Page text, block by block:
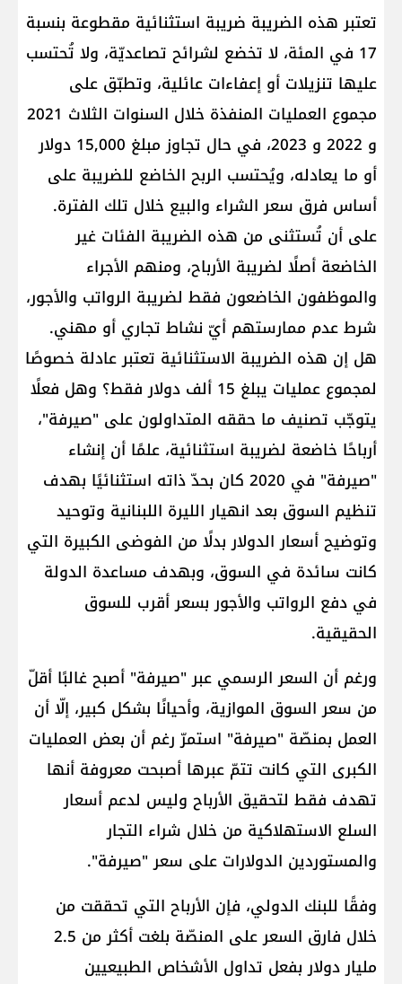
تعتبر هذه الضريبة ضريبة استثنائية مقطوعة بنسبة
17 في المئة، لا تخضع لشرائح تصاعديّة، ولا تُحتسب
عليها تنزيلات أو إعفاءات عائلية، وتطبّق على
مجموع العمليات المنفذة خلال السنوات الثلاث 2021
و 2022 و 2023، في حال تجاوز مبلغ 15,000 دولار
أو ما يعادله، ويُحتسب الربح الخاضع للضريبة على
أساس فرق سعر الشراء والبيع خلال تلك الفترة.
على أن تُستثنى من هذه الضريبة الفئات غير
الخاضعة أصلًا لضريبة الأرباح، ومنهم الأجراء
والموظفون الخاضعون فقط لضريبة الرواتب والأجور،
شرط عدم ممارستهم أيّ نشاط تجاري أو مهني.
هل إن هذه الضريبة الاستثنائية تعتبر عادلة خصوصًا
لمجموع عمليات يبلغ 15 ألف دولار فقط؟ وهل فعلًا
يتوجّب تصنيف ما حققه المتداولون على "صيرفة"،
أرباحًا خاضعة لضريبة استثنائية، علمًا أن إنشاء
"صيرفة" في 2020 كان بحدّ ذاته استثنائيًا بهدف
تنظيم السوق بعد انهيار الليرة اللبنانية وتوحيد
وتوضيح أسعار الدولار بدلًا من الفوضى الكبيرة التي
كانت سائدة في السوق، وبهدف مساعدة الدولة
في دفع الرواتب والأجور بسعر أقرب للسوق
الحقيقية.
ورغم أن السعر الرسمي عبر "صيرفة" أصبح غالبًا أقلّ
من سعر السوق الموازية، وأحيانًا بشكل كبير، إلّا أن
العمل بمنصّة "صيرفة" استمرّ رغم أن بعض العمليات
الكبرى التي كانت تتمّ عبرها أصبحت معروفة أنها
تهدف فقط لتحقيق الأرباح وليس لدعم أسعار
السلع الاستهلاكية من خلال شراء التجار
والمستوردين الدولارات على سعر "صيرفة".
وفقًا للبنك الدولي، فإن الأرباح التي تحققت من
خلال فارق السعر على المنصّة بلغت أكثر من 2.5
مليار دولار بفعل تداول الأشخاص الطبيعيين